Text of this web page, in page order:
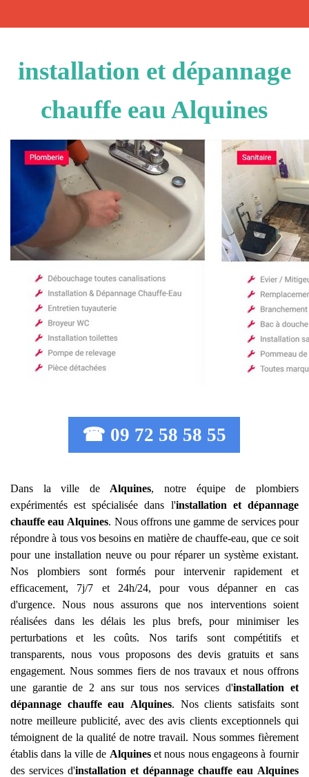
installation et dépannage
chauffe eau Alquines
☎ 09 72 58 58 55
Dans la ville de Alquines, notre équipe de plombiers
expérimentés est spécialisée dans l'installation et dépannage
chauffe eau Alquines. Nous offrons une gamme de services pour
répondre à tous vos besoins en matière de chauffe-eau, que ce soit
pour une installation neuve ou pour réparer un système existant.
Nos plombiers sont formés pour intervenir rapidement et
efficacement, 7j/7 et 24h/24, pour vous dépanner en cas
d'urgence. Nous nous assurons que nos interventions soient
réalisées dans les délais les plus brefs, pour minimiser les
perturbations et les coûts. Nos tarifs sont compétitifs et
transparents, nous vous proposons des devis gratuits et sans
engagement. Nous sommes fiers de nos travaux et nous offrons
une garantie de 2 ans sur tous nos services d'installation et
dépannage chauffe eau
Alquines. Nos clients satisfaits sont
notre meilleure publicité, avec des avis clients exceptionnels qui
témoignent de la qualité de notre travail. Nous sommes fièrement
établis dans la ville de Alquineset nous nous engageons à fournir
des services d'installation et dépannage chauffe eau Alquines